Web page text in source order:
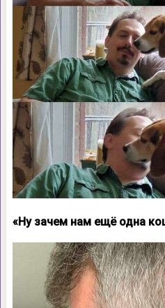
«Ну зачем нам ещё одна